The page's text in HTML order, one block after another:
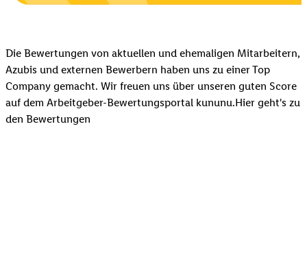
Die Bewertungen von aktuellen und ehemaligen Mitarbeitern,
Azubis und externen Bewerbern haben uns zu einer Top
Company gemacht. Wir freuen uns über unseren guten Score
auf dem Arbeitgeber-Bewertungsportal kununu.Hier geht's zu
den Bewertungen